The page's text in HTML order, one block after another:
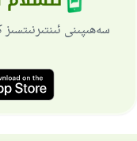
سەھىپىنى